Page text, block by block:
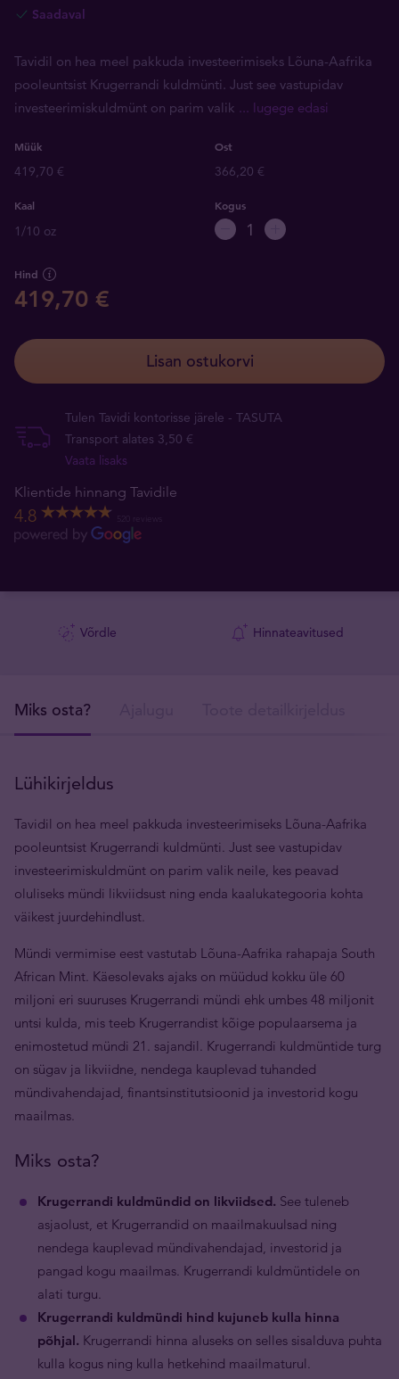
Saadaval
Tavidil on hea meel pakkuda investeerimiseks Lõuna-Aafrika
pooleuntsist Krugerrandi kuldmünti. Just see vastupidav
investeerimiskuldmünt on parim valik ... lugege edasi
Müük Ost
419,70 € 366,20 €
Kaal
1/10 oz
Kogus
Hind
419,70 €
Lisan ostukorvi
Tulen Tavidi kontorisse järele - TASUTA
Transport alates 3,50 €
Vaata lisaks
Klientide hinnang Tavidile
4.8
Võrdle Hinnateavitused
Miks osta?
Lühikirjeldus
Tavidil on hea meel pakkuda investeerimiseks Lõuna-Aafrika
pooleuntsist Krugerrandi kuldmünti. Just see vastupidav
investeerimiskuldmünt on parim valik neile, kes peavad
oluliseks mündi likviidsust ning enda kaalukategooria kohta
väikest juurdehindlust.
Mündi vermimise eest vastutab Lõuna-Aafrika rahapaja South
African Mint. Käesolevaks ajaks on müüdud kokku üle 60
miljoni eri suuruses Krugerrandi mündi ehk umbes 48 miljonit
untsi kulda, mis teeb Krugerrandist kõige populaarsema ja
enimostetud mündi 21. sajandil. Krugerrandi kuldmüntide turg
on sügav ja likviidne, nendega kauplevad tuhanded
mündivahendajad, finantsinstitutsioonid ja investorid kogu
maailmas.
Miks osta?
Krugerrandi kuldmündid on likviidsed. See tuleneb
asjaolust, et Krugerrandid on maailmakuulsad ning
nendega kauplevad mündivahendajad, investorid ja
pangad kogu maailmas. Krugerrandi kuldmüntidele on
alati turgu.
Krugerrandi kuldmündi hind kujuneb kulla hinna
põhjal. Krugerrandi hinna aluseks on selles sisalduva puhta
kulla kogus ning kulla hetkehind maailmaturul.